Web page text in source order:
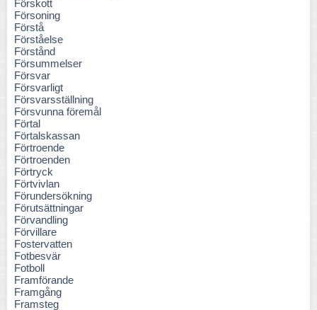
Förskott
Försoning
Förstå
Förståelse
Förstånd
Försummelser
Försvar
Försvarligt
Försvarsställning
Försvunna föremål
Förtal
Förtalskassan
Förtroende
Förtroenden
Förtryck
Förtvivlan
Förundersökning
Förutsättningar
Förvandling
Förvillare
Fostervatten
Fotbesvär
Fotboll
Framförande
Framgång
Framsteg